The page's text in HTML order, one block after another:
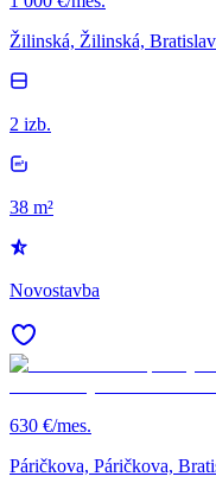
Žilinská, Žilinská,
2 izb.
38 m²
Novostavba
630 €/mes.
Páričkova, Páričkova,